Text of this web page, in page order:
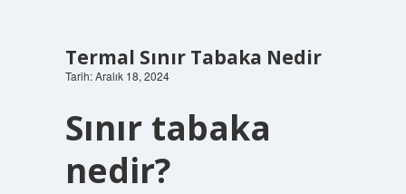
Termal Sınır Tabaka Nedir
Tarih: Aralık 18, 2024
Sınır tabaka
nedir?